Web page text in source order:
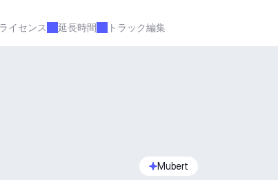
イセンス 延長時間 トラック編集
Mubert